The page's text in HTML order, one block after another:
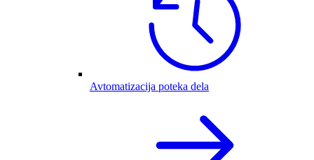
Avtomatizacija poteka dela